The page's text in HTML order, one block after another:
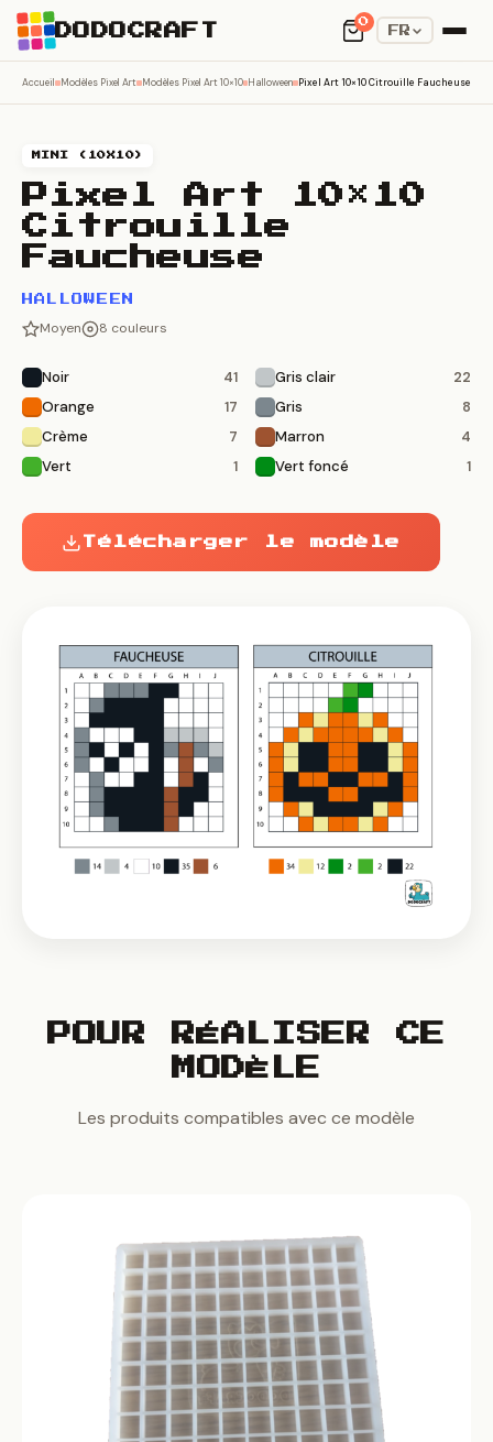
DODOCRAFT
0
FR
Accueil Modèles Pixel Art Modèles Pixel Art 10×10 Halloween Pixel Art 10×10 Citrouille Faucheuse
MINI (10X10)
Pixel Art 10×10
Citrouille
Faucheuse
HALLOWEEN
Moyen 8 couleurs
Noir 41 Gris clair 22
Orange 17 Gris 8
Crème 7 Marron 4
Vert 1 Vert foncé 1
Télécharger le modèle
POUR RÉALISER CE
MODÈLE
Les produits compatibles avec ce modèle